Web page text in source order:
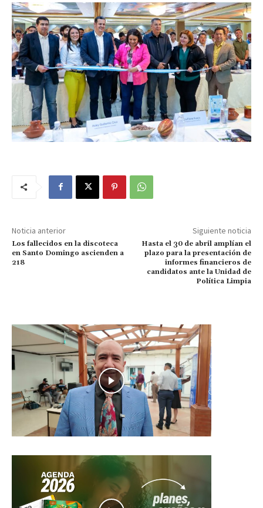
Noticia anterior
Los fallecidos en la discoteca
en Santo Domingo ascienden a
218
Siguiente noticia
Hasta el 30 de abril amplían el
plazo para la presentación de
informes financieros de
candidatos ante la Unidad de
Política Limpia